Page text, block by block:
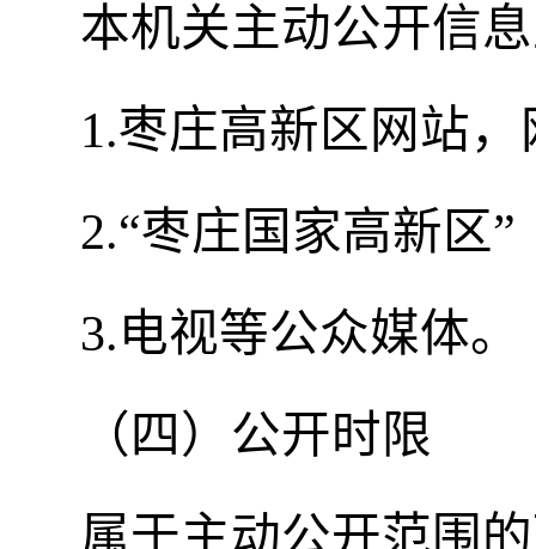
本机关主动公开信
1.枣庄高新区网站，
2.“枣庄国家高新区
3.电视等公众媒体。
（四）公开时限
属于主动公开范围